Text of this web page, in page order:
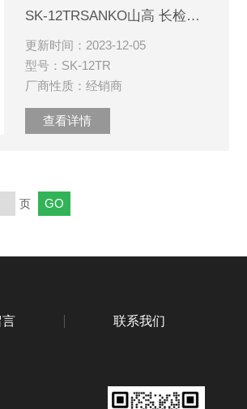
SK-12TRSANKO山高 长检针机 铁片检测器
更新时间：2023-12-05
型号：SK-12TR
厂商性质：经销商
查看详情
页
言 联系我们